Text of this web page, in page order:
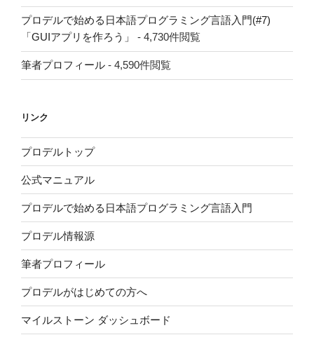
プロデルで始める日本語プログラミング言語入門(#7)
「GUIアプリを作ろう」
- 4,730件閲覧
筆者プロフィール - 4,590件閲覧
リンク
プロデルトップ
公式マニュアル
プロデルで始める日本語プログラミング言語入門
プロデル情報源
筆者プロフィール
プロデルがはじめての方へ
マイルストーン ダッシュボード